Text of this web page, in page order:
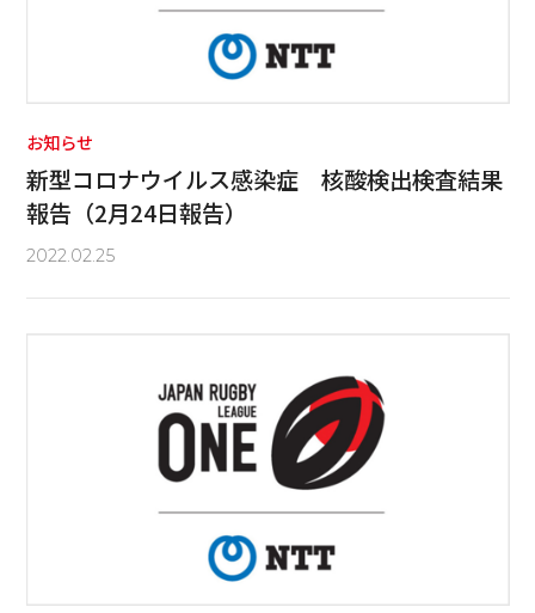
お知らせ
新型コロナウイルス感染症 核酸検出検査結果
報告（2月24日報告）
2022.02.25